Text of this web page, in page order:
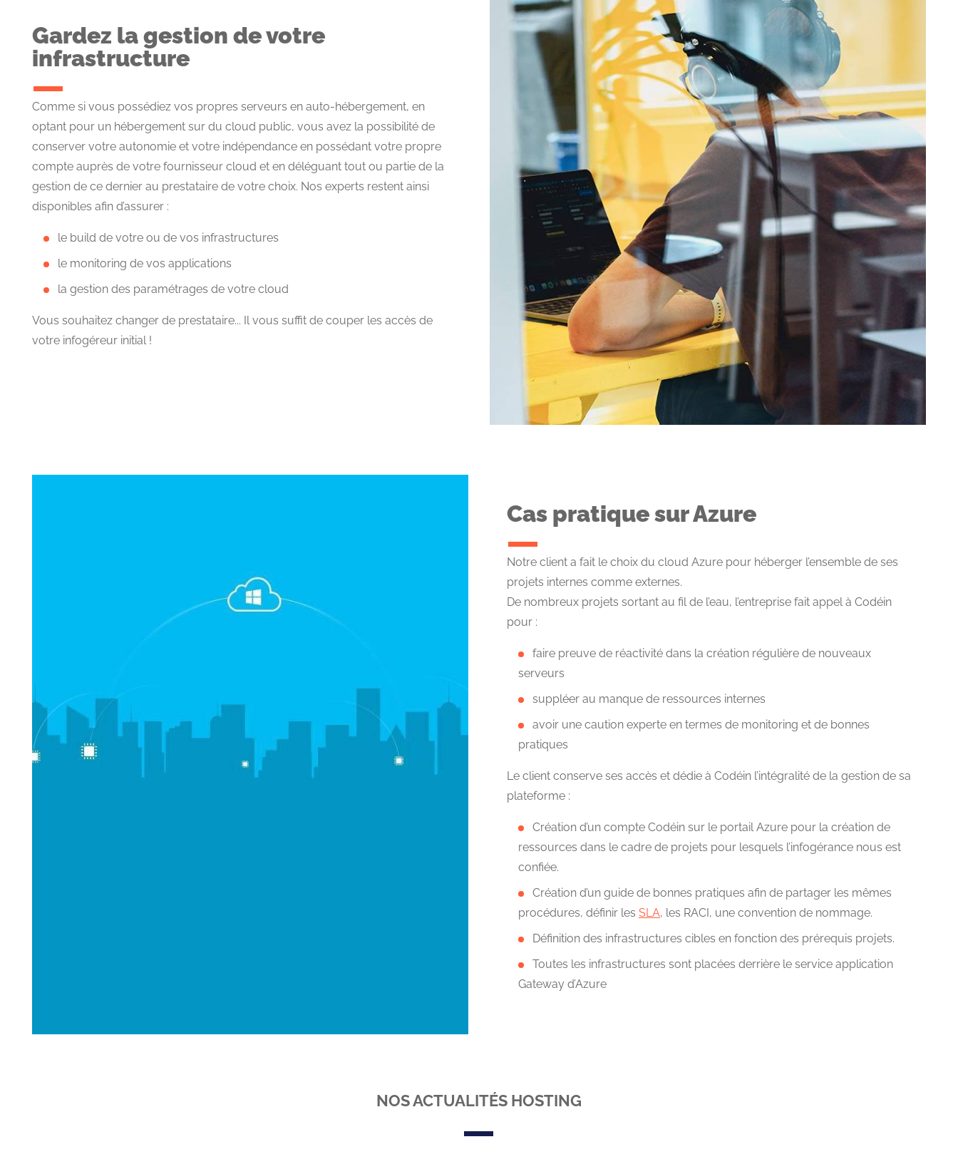
Gardez la gestion de votre
infrastructure
Comme si vous possédiez vos propres serveurs en auto-hébergement, en
optant pour un hébergement sur du cloud public, vous avez la possibilité de
conserver votre autonomie et votre indépendance en possédant votre propre
compte auprès de votre fournisseur cloud et en déléguant tout ou partie de la
gestion de ce dernier au prestataire de votre choix. Nos experts restent ainsi
disponibles afin d’assurer :
le build de votre ou de vos infrastructures
le monitoring de vos applications
la gestion des paramétrages de votre cloud
Vous souhaitez changer de prestataire... Il vous suffit de couper les accès de
votre infogéreur initial !
Cas pratique sur Azure
Notre client a fait le choix du cloud Azure pour héberger l’ensemble de ses
projets internes comme externes.
De nombreux projets sortant au fil de l’eau, l’entreprise fait appel à Codéin
pour :
faire preuve de réactivité dans la création régulière de nouveaux
serveurs
suppléer au manque de ressources internes
avoir une caution experte en termes de monitoring et de bonnes
pratiques
Le client conserve ses accès et dédie à Codéin l’intégralité de la gestion de sa
plateforme :
Création d’un compte Codéin sur le portail Azure pour la création de
ressources dans le cadre de projets pour lesquels l’infogérance nous est
confiée.
Création d’un guide de bonnes pratiques afin de partager les mêmes
procédures, définir les SLA, les RACI, une convention de nommage.
Définition des infrastructures cibles en fonction des prérequis projets.
Toutes les infrastructures sont placées derrière le service application
Gateway d’Azure
NOS ACTUALITÉS HOSTING